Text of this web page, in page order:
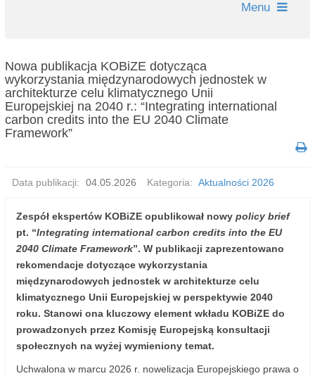
Menu
Nowa publikacja KOBiZE dotycząca
wykorzystania międzynarodowych jednostek w
architekturze celu klimatycznego Unii
Europejskiej na 2040 r.: “Integrating international
carbon credits into the EU 2040 Climate
Framework”
Data publikacji: 04.05.2026 Kategoria: Aktualności 2026
Zespół ekspertów KOBiZE opublikował nowy policy brief
pt. “Integrating international carbon credits into the EU
2040 Climate Framework”. W publikacji zaprezentowano
rekomendacje dotyczące wykorzystania
międzynarodowych jednostek w architekturze celu
klimatycznego Unii Europejskiej w perspektywie 2040
roku. Stanowi ona kluczowy element wkładu KOBiZE do
prowadzonych przez Komisję Europejską konsultacji
społecznych na wyżej wymieniony temat.
Uchwalona w marcu 2026 r. nowelizacja Europejskiego prawa o